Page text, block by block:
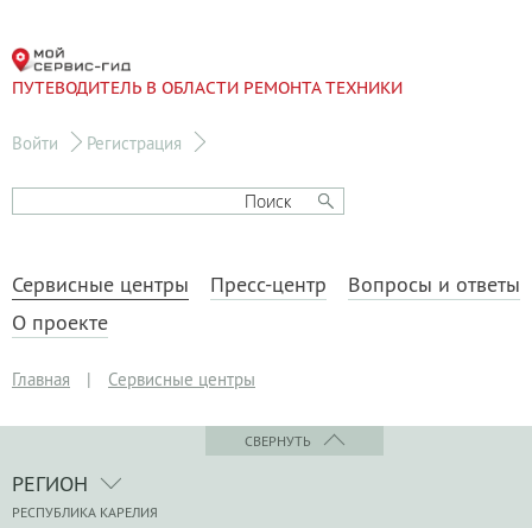
ПУТЕВОДИТЕЛЬ В ОБЛАСТИ РЕМОНТА ТЕХНИКИ
Войти Регистрация
Сервисные центры Пресс-центр
Вопросы и ответы
О проекте
Главная | Сервисные центры
СВЕРНУТЬ
РЕГИОН
РЕСПУБЛИКА КАРЕЛИЯ